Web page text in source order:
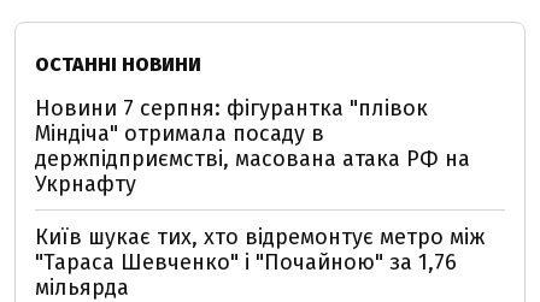
ОСТАННІ НОВИНИ
Новини 7 серпня: фігурантка "плівок
Міндіча" отримала посаду в
держпідприємстві, масована атака РФ на
Укрнафту
Київ шукає тих, хто відремонтує метро між
"Тараса Шевченко" і "Почайною" за 1,76
мільярда